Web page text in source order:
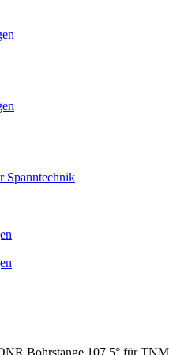
Spanntechnik
Bohrstange 107,5° für